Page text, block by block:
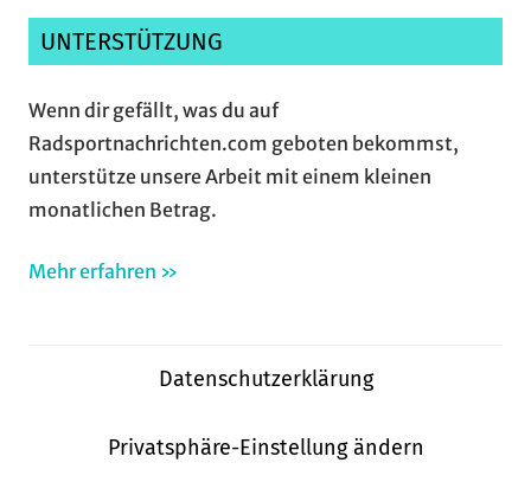
UNTERSTÜTZUNG
Wenn dir gefällt, was du auf
Radsportnachrichten.com geboten bekommst,
unterstütze unsere Arbeit mit einem kleinen
monatlichen Betrag.
Mehr erfahren »
Datenschutzerklärung
Privatsphäre-Einstellung ändern